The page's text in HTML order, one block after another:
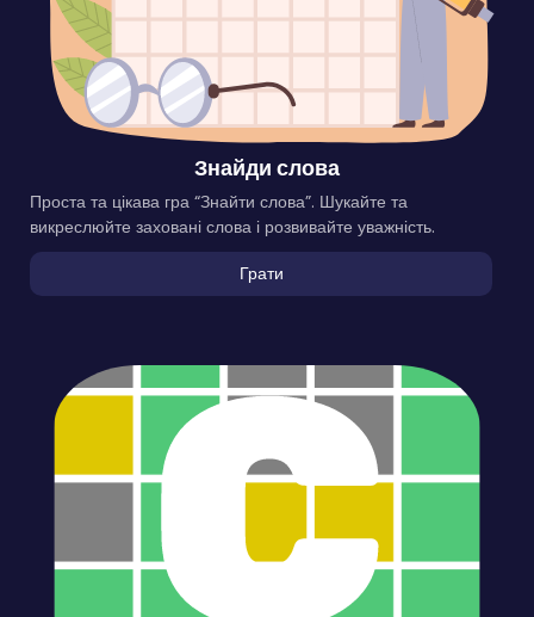
Знайди слова
Проста та цікава гра “Знайти слова”. Шукайте та
викреслюйте заховані слова і розвивайте уважність.
Грати